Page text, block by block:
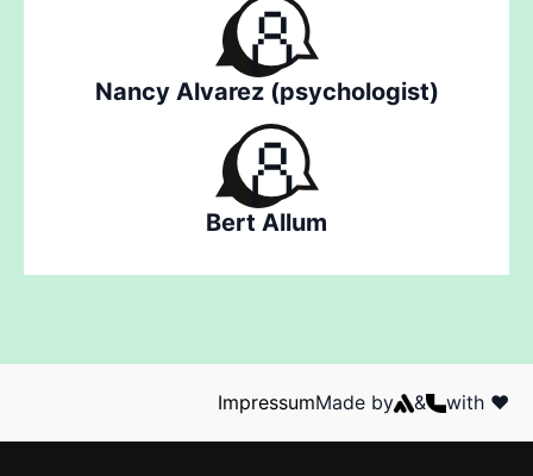
Nancy Alvarez (psychologist)
Bert Allum
ImpressumMade by & with ❤️